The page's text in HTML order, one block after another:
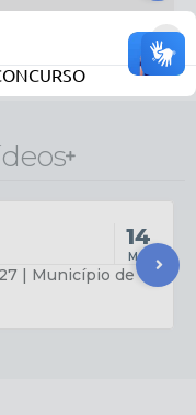
2026
15-mil-pessoas-e-
14
MAI
| Município de
×